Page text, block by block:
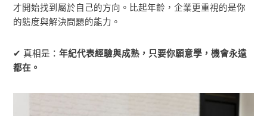
才開始找到屬於自己的方向。比起年齡，企業更重視的是你
的態度與解決問題的能力。
✔ 真相是：年紀代表經驗與成熟，只要你願意學，機會永遠
都在。